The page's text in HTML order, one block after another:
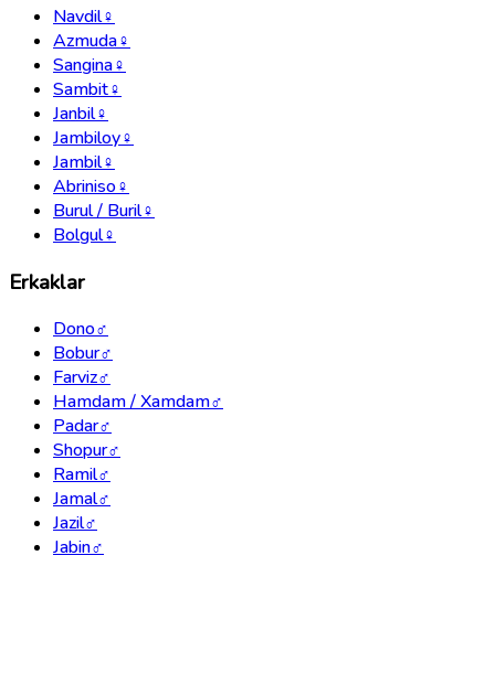
Navdil♀
Azmuda♀
Sangina♀
Sambit♀
Janbil♀
Jambiloy♀
Jambil♀
Abriniso♀
Burul / Buril♀
Bolgul♀
Erkaklar
Dono♂
Bobur♂
Farviz♂
Hamdam / Xamdam♂
Padar♂
Shopur♂
Ramil♂
Jamal♂
Jazil♂
Jabin♂